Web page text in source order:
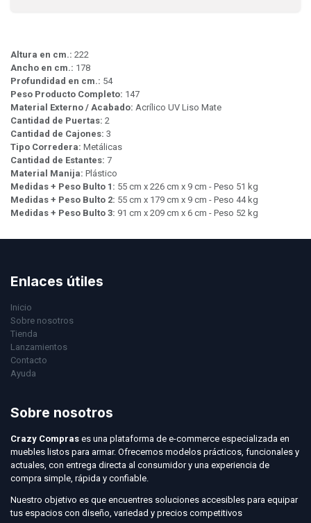
Altura en cm.: 222
Ancho en cm.: 178
Profundidad en cm.: 54
Peso Producto Completo: 147
Material Externo / Acabado: Acrílico UV Liso Mate
Cantidad de Puertas: 2
Cantidad de Cajones: 3
Tipo Corredera: Metálicas
Cantidad de Estantes: 7
Material Manija: Plástico
Medidas + Peso Bulto 1: 55 cm x 226 cm x 9 cm - Peso 51 kg
Medidas + Peso Bulto 2: 55 cm x 179 cm x 9 cm - Peso 44 kg
Medidas + Peso Bulto 3: 91 cm x 209 cm x 6 cm - Peso 52 kg
Enlaces útiles
Inicio
Sobre nosotros
Tienda
Lanzamientos
Contacto
Ayuda
Sobre nosotros
Crazy Compras es una plataforma de e-commerce especializada en
muebles listos para armar. Ofrecemos modelos prácticos, funcionales y
actuales, con entrega directa al consumidor y una experiencia de
compra simple, rápida y confiable.
Nuestro objetivo es que encuentres soluciones accesibles para equipar
tus espacios con diseño, variedad y precios competitivos